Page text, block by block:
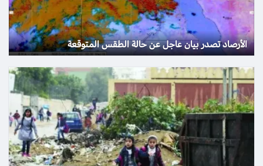
الأرصاد تصدر بيان عاجل عن حالة الطقس المتوقعة